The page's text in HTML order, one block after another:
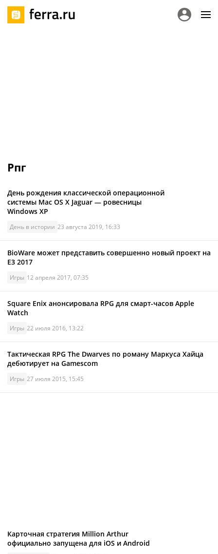
Рпг
День рождения классической операционной
системы Mac OS X Jaguar — ровесницы
Windows XP
День в истории 23 августа 2019, 16:33
BioWare может представить совершенно новый проект на
E3 2017
Игры 12 апреля 2017, 07:35
Square Enix анонсировала RPG для смарт-часов Apple
Watch
Игры 22 июля 2016, 13:22
Тактическая RPG The Dwarves по роману Маркуса Хайца
дебютирует на Gamescom
Игры 27 июля 2015, 15:45
Карточная стратегия Million Arthur
официально запущена для iOS и Android